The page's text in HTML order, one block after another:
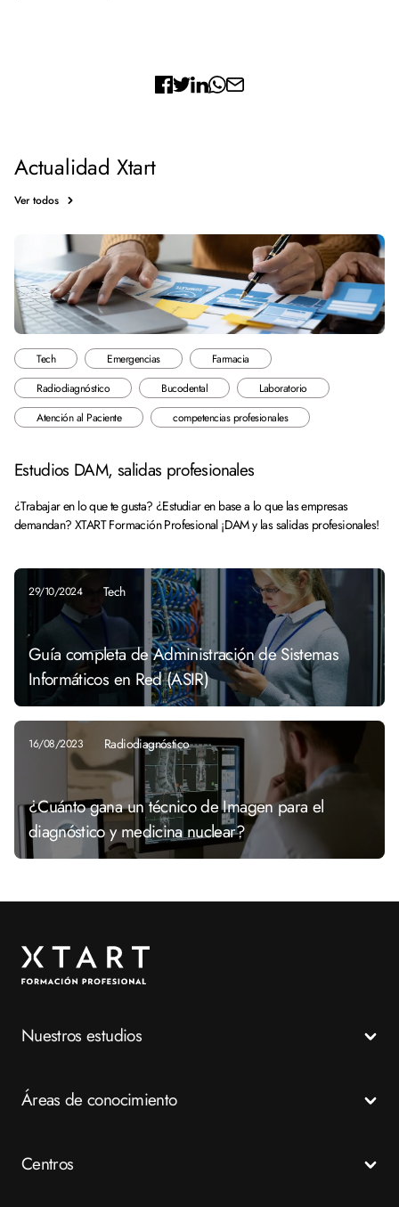
Actualidad Xtart
Ver todos
Tech Emergencias
Farmacia
Radiodiagnóstico
Bucodental
Laboratorio
Atención al Paciente
competencias profesionales
Estudios DAM, salidas profesionales
¿Trabajar en lo que te gusta? ¿Estudiar en base a lo que las empresas
demandan? XTART Formación Profesional ¡DAM y las salidas profesionales!
29/10/2024 Tech
Guía completa de Administración de Sistemas
Informáticos en Red (ASIR)
16/08/2023 Radiodiagnóstico
¿Cuánto gana un técnico de Imagen para el
diagnóstico y medicina nuclear?
Nuestros estudios
Grados Medios
Especializaciones
Áreas de conocimiento
Emergencias
Centros